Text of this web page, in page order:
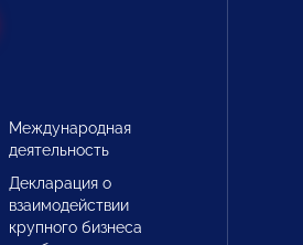
Международная
деятельность
Декларация о
взаимодействии
крупного бизнеса